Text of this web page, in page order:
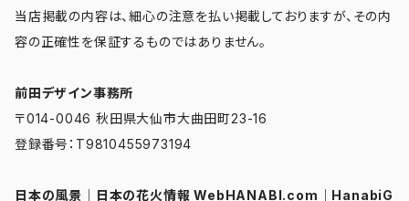
当店掲載の内容は、細心の注意を払い掲載しておりますが、その内
容の正確性を保証するものではありません。
前田デザイン事務所
〒014-0046 秋田県大仙市大曲田町23-16
登録番号：T9810455973194
日本の風景 日本の花火情報 WebHANABI.com HanabiG